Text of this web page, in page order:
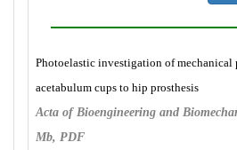
Photoelastic investigation of
acetabulum cups to hip prosthesis
Acta of Bioengineering and
Mb, PDF